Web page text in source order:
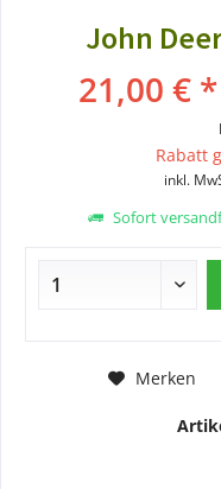
John
21,00 € *
Rabatt
inkl.
Sofort
Merken